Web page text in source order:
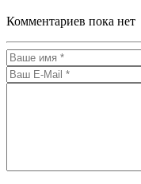
Комментариев пока нет